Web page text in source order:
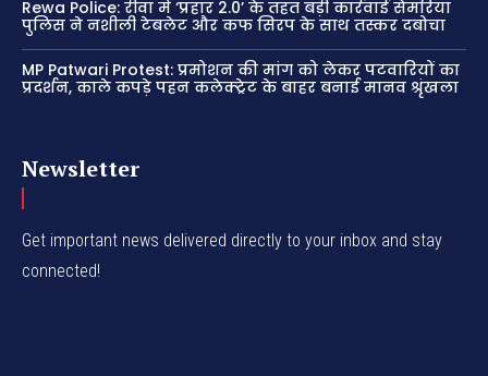
Rewa Police: रीवा में ‘प्रहार 2.0’ के तहत बड़ी कार्रवाई सेमरिया
पुलिस ने नशीली टेबलेट और कफ सिरप के साथ तस्कर दबोचा
MP Patwari Protest: प्रमोशन की मांग को लेकर पटवारियों का
प्रदर्शन, काले कपड़े पहन कलेक्ट्रेट के बाहर बनाई मानव श्रृंखला
Newsletter
Get important news delivered directly to your inbox and stay
connected!